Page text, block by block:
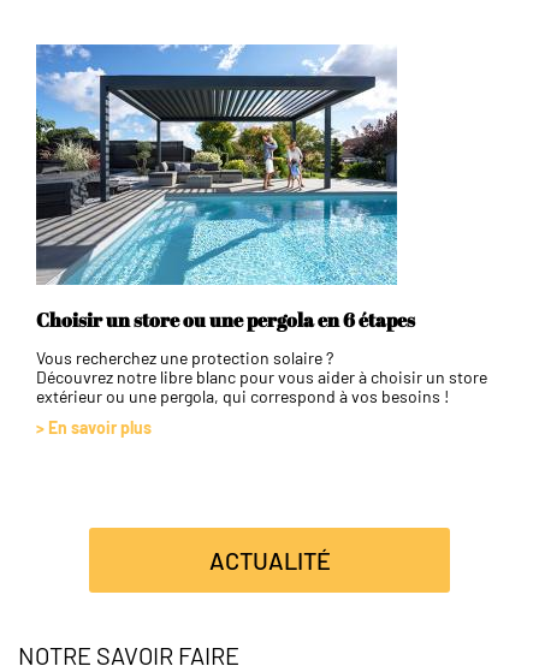
Choisir un store ou une pergola en 6 étapes
Vous recherchez une protection solaire ?
Découvrez notre libre blanc pour vous aider à choisir un store
extérieur ou une pergola, qui correspond à vos besoins !
> En savoir plus
ACTUALITÉ
NOTRE SAVOIR FAIRE